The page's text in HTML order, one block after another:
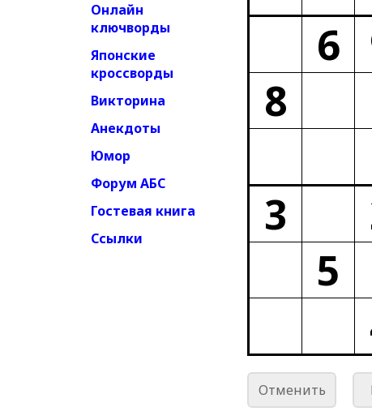
Онлайн
ключворды
Японские
кроссворды
Викторина
Анекдоты
Юмор
Форум АБС
Гостевая книга
Ссылки
6
8
3
5
Отменить